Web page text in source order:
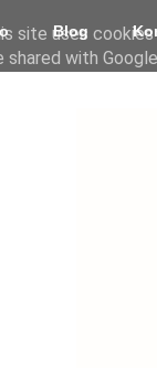
Blog
site uses
shared with